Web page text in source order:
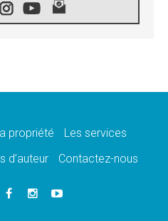
continentale sur l'éducation
«dix jours de prière pour la
JMJ 2027 à Séoul: «c'est
propriété
Les services
d’auteur Contactez-nous